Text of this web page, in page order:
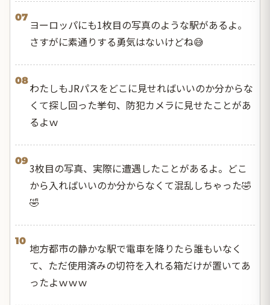
07
ヨーロッパにも1枚目の写真のような駅があるよ。
さすがに素通りする勇気はないけどね😅
08
わたしもJRパスをどこに見せればいいのか分からな
くて探し回った挙句、防犯カメラに見せたことがあ
るよｗ
09
3枚目の写真、実際に遭遇したことがあるよ。どこ
から入ればいいのか分からなくて混乱しちゃった🤣
🤣
10
地方都市の静かな駅で電車を降りたら誰もいなく
て、ただ使用済みの切符を入れる箱だけが置いてあ
ったよｗｗｗ